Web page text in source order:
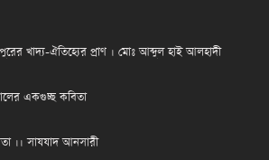
খাদ্য-ঐতিহ্যের প্রাণ । মোঃ আব্দুল হাই আলহাদী
একগুচ্ছ কবিতা
।। সাযযাদ আনসারী